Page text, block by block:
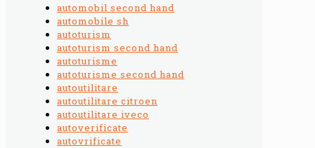
automobil second hand
automobile sh
autoturism
autoturism second hand
autoturisme
autoturisme second hand
autoutilitare
autoutilitare citroen
autoutilitare iveco
autoverificate
autovrificate